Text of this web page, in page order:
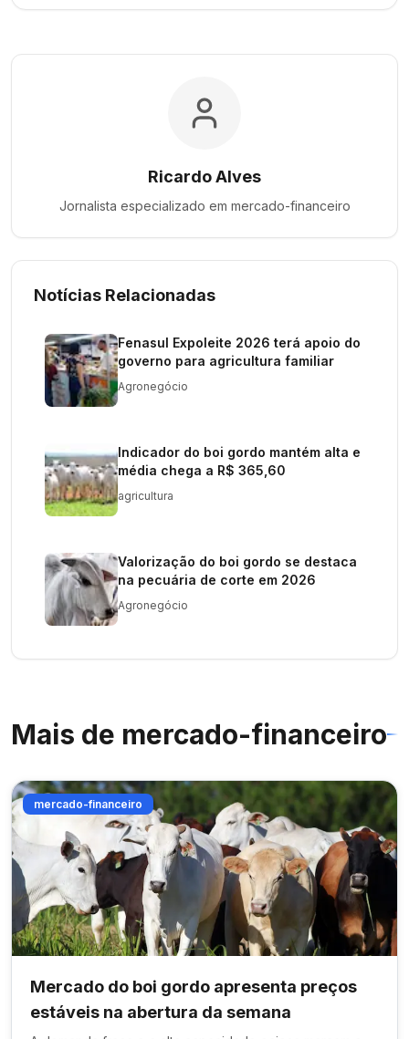
Ricardo Alves
Jornalista especializado em mercado-financeiro
Notícias Relacionadas
Fenasul Expoleite 2026 terá apoio do
governo para agricultura familiar
Agronegócio
Indicador do boi gordo mantém alta e
média chega a R$ 365,60
agricultura
Valorização do boi gordo se destaca
na pecuária de corte em 2026
Agronegócio
Mais de mercado-financeiro
mercado-financeiro
Mercado do boi gordo apresenta preços
estáveis na abertura da semana